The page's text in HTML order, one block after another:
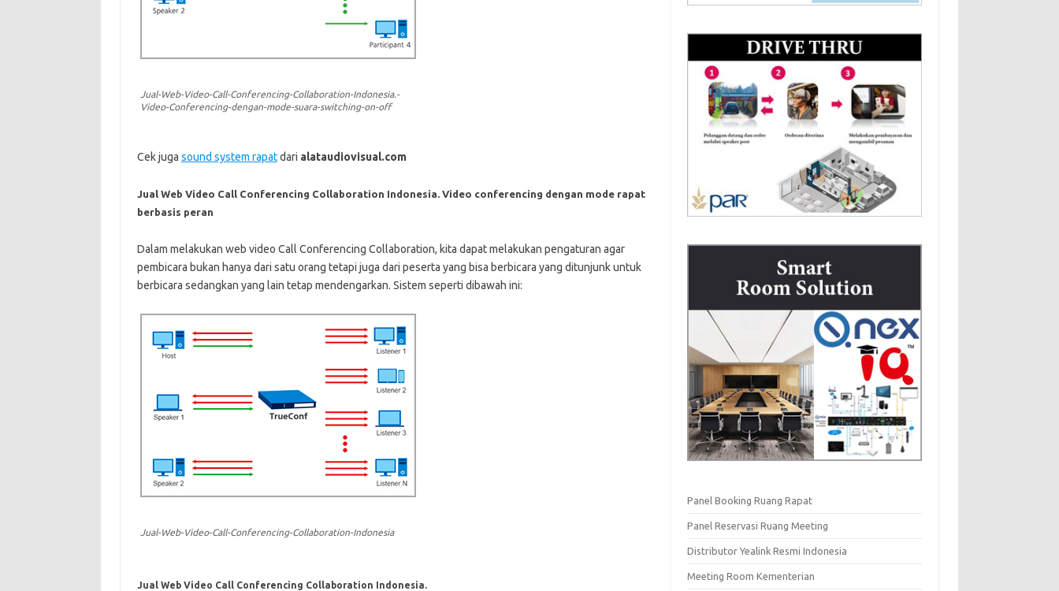
Jual-Web-Video-Call-Conferencing-Collaboration-Indonesia.-
Video-Conferencing-dengan-mode-suara-switching-on-off
Cek juga sound system rapatdari alataudiovisual.com
Jual Web Video Call Conferencing Collaboration Indonesia. Video conferencing dengan mode rapat
berbasis peran
Dalam melakukan web video Call Conferencing Collaboration, kita dapat melakukan pengaturan agar
pembicara bukan hanya dari satu orang tetapi juga dari peserta yang bisa berbicara yang ditunjunk untuk
berbicara sedangkan yang lain tetap mendengarkan. Sistem seperti dibawah ini:
Jual-Web-Video-Call-Conferencing-Collaboration-Indonesia
Jual Web Video Call Conferencing Collaboration Indonesia.
Panel Booking Ruang Rapat
Panel Reservasi Ruang Meeting
Distributor Yealink Resmi Indonesia
Meeting Room Kementerian